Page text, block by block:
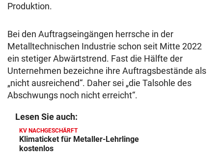
Produktion.
Bei den Auftragseingängen herrsche in der
Metalltechnischen Industrie schon seit Mitte 2022
ein stetiger Abwärtstrend. Fast die Hälfte der
Unternehmen bezeichne ihre Auftragsbestände als
„nicht ausreichend“. Daher sei „die Talsohle des
Abschwungs noch nicht erreicht“.
Lesen Sie auch:
KV NACHGESCHÄRFT
Klimaticket für Metaller-Lehrlinge
kostenlos